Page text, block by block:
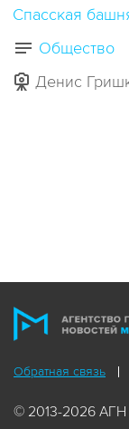
Спасская
Общество
Денис
Обратная связь
© 2013-2026 АГН